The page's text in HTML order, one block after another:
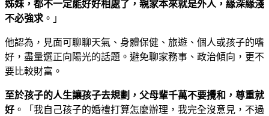
姊妹，都不一定能好好相處了，親家本來就是外人，緣深緣淺
不必強求 。」
他認為，見面可聊聊天氣、身體保健、旅遊、個人或孩子的嗜
好，盡量選正向陽光的話題。避免聊家務事、政治傾向，更不
要比較財富。
至於孩子的人生讓孩子去規劃，父母輩千萬不要攪和，尊重就
好 。「我自己孩子的婚禮打算怎麼辦理，我完全沒意見，不過